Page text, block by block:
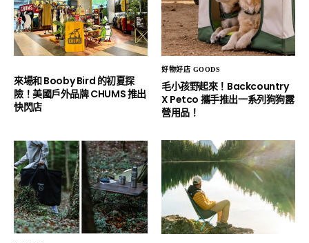
來場和 Booby Bird 的初夏探
險！美國戶外品牌 CHUMS 推出
快閃店
好物好店 GOODS
毛小孩野起來！Backcountry
X Petco 攜手推出一系列狗狗露
營用品！